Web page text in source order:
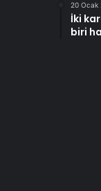
20 Ocak
İki
biri